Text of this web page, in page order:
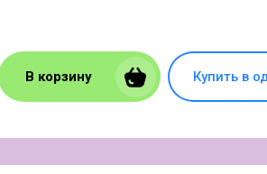
В корзину Купить в